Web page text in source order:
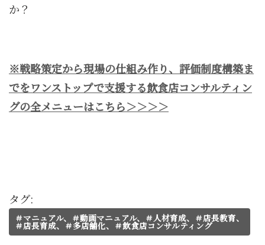
か？
※戦略策定から現場の仕組み作り、評価制度構築ま
でをワンストップで支援する飲食店コンサルティン
グの全メニューはこちら＞＞＞＞
タグ:
＃マニュアル、＃動画マニュアル、＃人材育成、＃店長教育、
＃店長育成、＃多店舗化、＃飲食店コンサルティング